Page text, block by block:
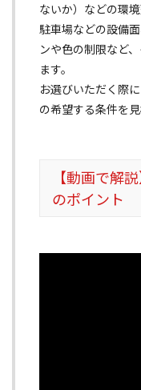
ないか）などの環
駐車場などの設備
ンや色の制限など
ます。
お選びいただく際
の希望する条件を
【動画で解
のポイント